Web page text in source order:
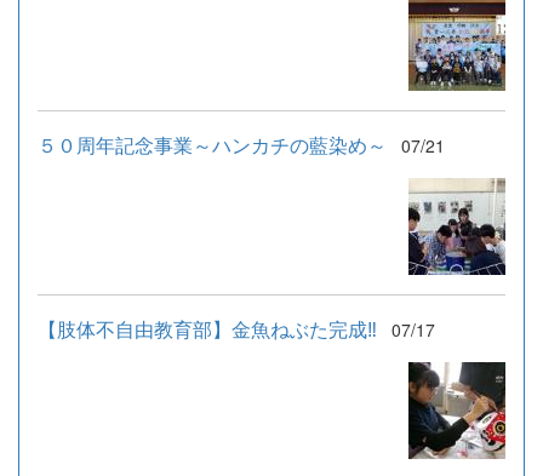
５０周年記念事業～ハンカチの藍染め～ 07/21
【肢体不自由教育部】金魚ねぶた完成‼ 07/17